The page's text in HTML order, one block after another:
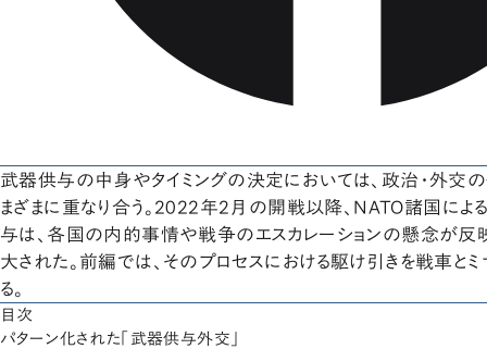
武器供与の中身やタイミングの決定においては、政治・外交
まざまに重なり合う。2022年2月の開戦以降、NATO諸国によ
与は、各国の内的事情や戦争のエスカレーションの懸念が反
大された。前編では、そのプロセスにおける駆け引きを戦車と
る。
目次
パターン化された「武器供与外交」